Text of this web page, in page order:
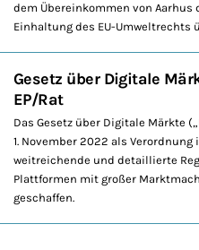
dem Übereinkommen von
Einhaltung des EU-Umweltrechts
Gesetz über Digitale
EP/Rat
Das Gesetz über Digitale Märkte
1. November 2022 als
weitreichende und detaillierte
Plattformen mit großer
geschaffen.